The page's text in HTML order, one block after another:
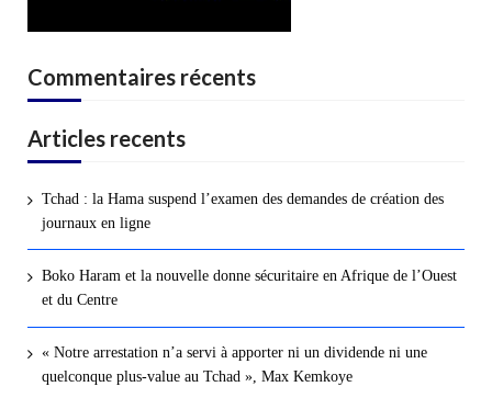
Commentaires récents
Articles recents
Tchad : la Hama suspend l’examen des demandes de création des
journaux en ligne
Boko Haram et la nouvelle donne sécuritaire en Afrique de l’Ouest
et du Centre
« Notre arrestation n’a servi à apporter ni un dividende ni une
quelconque plus-value au Tchad », Max Kemkoye